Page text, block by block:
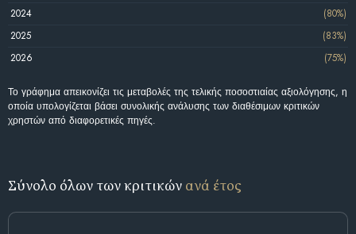
2024
(80%)
2025
(83%)
2026
(75%)
Το γράφημα απεικονίζει τις μεταβολές της τελικής ποσοστιαίας αξιολόγησης, η
οποία υπολογίζεται βάσει συνολικής ανάλυσης των διαθέσιμων κριτικών
χρηστών από διαφορετικές πηγές.
Σύνολο όλων των κριτικών ανά έτος